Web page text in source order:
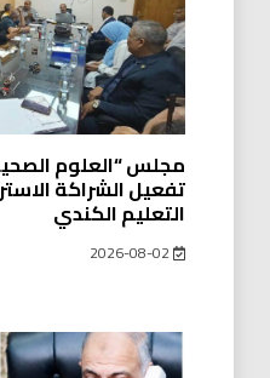
مجلس “العلوم
تفعيل الشراكة
التعليم الكندي
2026-08-02